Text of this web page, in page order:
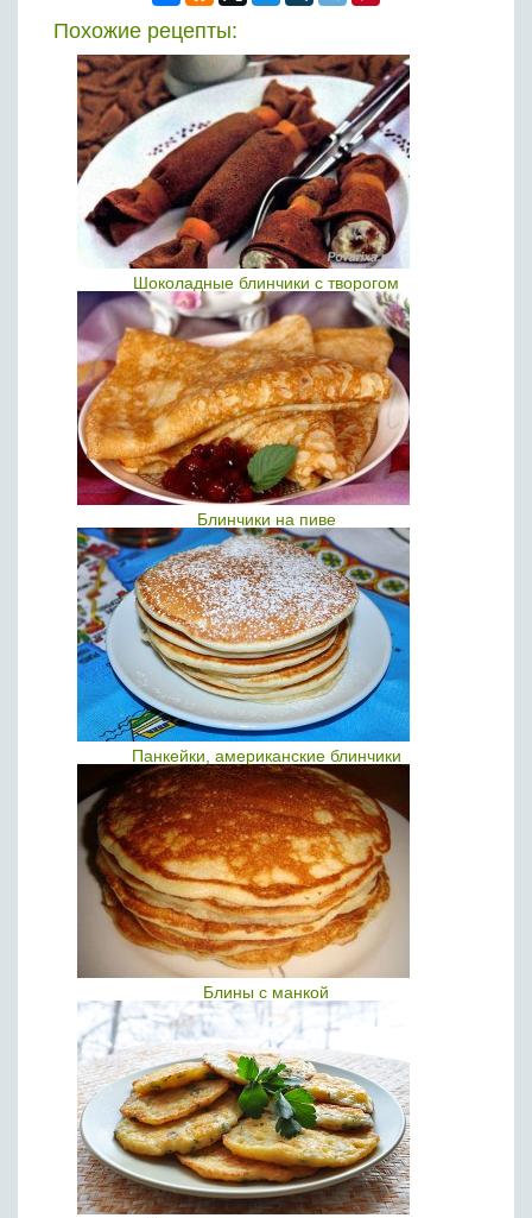
Похожие рецепты:
Шоколадные блинчики с творогом
Блинчики на пиве
Панкейки, американские блинчики
Блины с манкой